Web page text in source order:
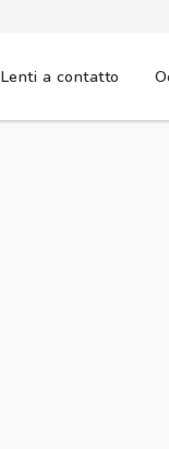
Lenti a contatto